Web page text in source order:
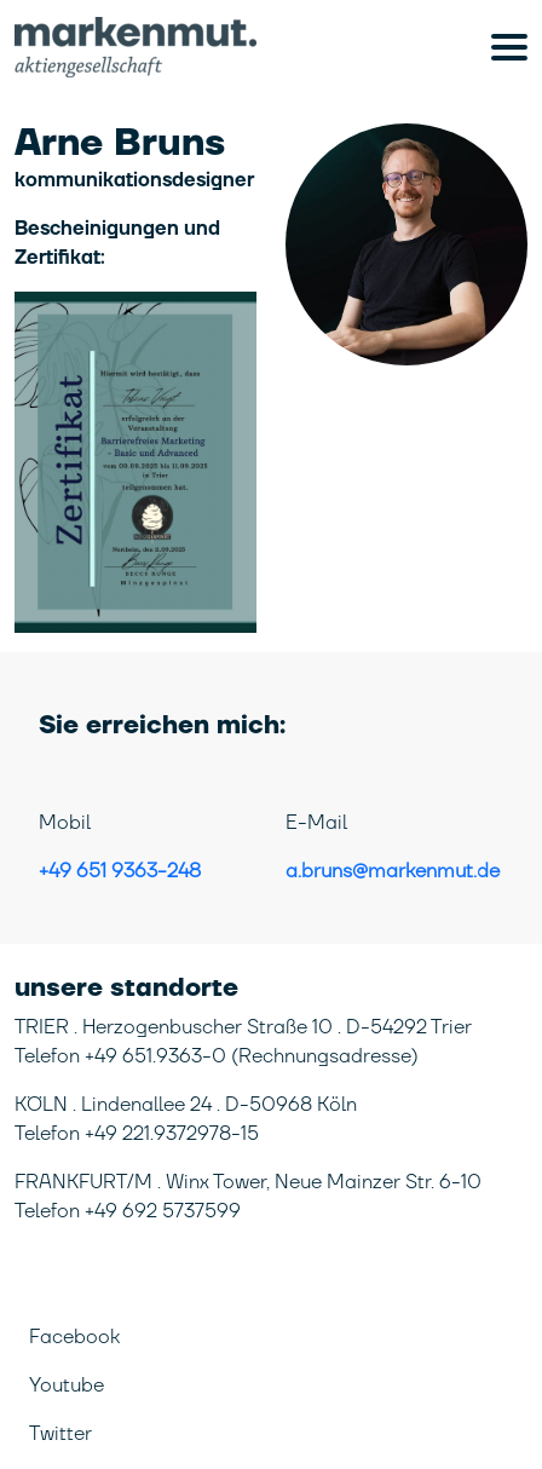
Arne Bruns
kommunikationsdesigner
Bescheinigungen und
Zertifikat:
Sie erreichen mich:
Mobil
+49 651 9363-248
E-Mail
a.bruns@markenmut.de
unsere standorte
TRIER . Herzogenbuscher Straße 10 . D-54292 Trier
Telefon +49 651.9363-0 (Rechnungsadresse)
KÖLN . Lindenallee 24 . D-50968 Köln
Telefon +49 221.9372978-15
FRANKFURT/M . Winx Tower, Neue Mainzer Str. 6-10
Telefon +49 692 5737599
Facebook
Youtube
Twitter